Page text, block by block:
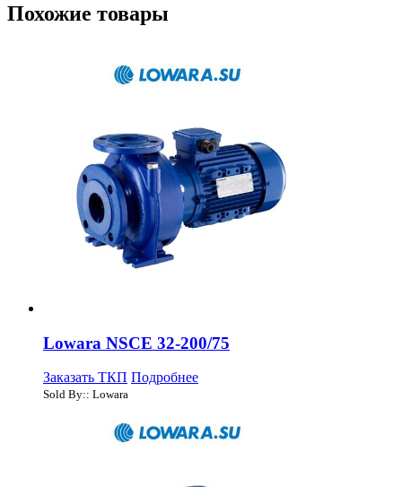
Похожие товары
Lowara NSCE 32-200/75
Заказать ТКП Подробнее
Sold By:: Lowara